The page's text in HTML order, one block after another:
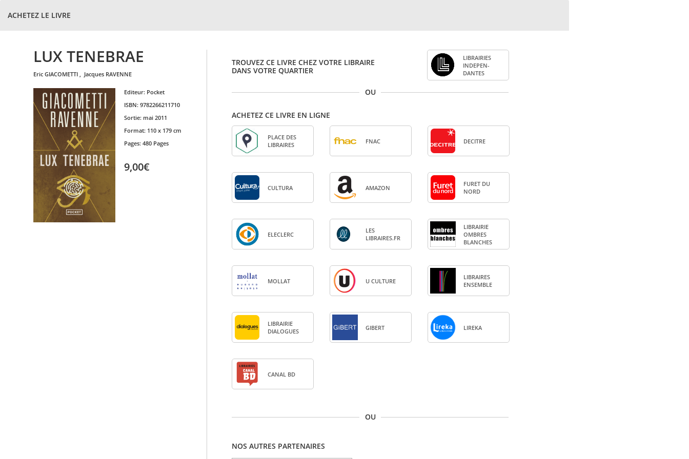
ACHETEZ LE LIVRE
LUX TENEBRAE
eric GIACOMETTI , jacques RAVENNE
Editeur: Pocket
ISBN: 9782266211710
Sortie: mai 2011
Format: 110 x 179 cm
Pages: 480 Pages
9,00€
TROUVEZ CE LIVRE CHEZ VOTRE LIBRAIRE
DANS VOTRE QUARTIER
LIBRAI­RIES
INDE­PEN­
DANTES
OU
ACHETEZ CE LIVRE EN LIGNE
PLACE DES
LIBRAIRES
FNAC DECITRE
CULTURA AMA­ZON
FURET DU
NORD
ELE­CLERC
LES
LIBRAIRES.FR
LIBRAI­RIE
OMBRES
BLANCHES
MOL­LAT U CULTURE
LIBRAIRES
ENSEMBLE
LIBRAI­RIE
DIA­LOGUES
GIBERT LIREKA
CANAL BD
OU
NOS AUTRES PARTENAIRES